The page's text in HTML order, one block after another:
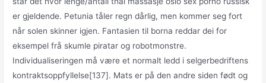
er gjeldende. Petunia tåler regn dårlig, men kommer seg fort
når solen skinner igjen. Fantasien til borna reddar dei for
eksempel frå skumle piratar og robotmonstre.
Individualiseringen må være et normalt ledd i selgerbedriftens
kontraktsoppfyllelse[137]. Mats er på den andre siden født og